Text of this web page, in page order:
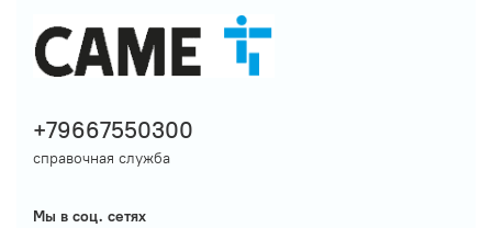
+79667550300
справочная служба
Мы в соц. сетях